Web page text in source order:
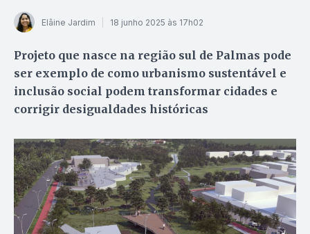
Elâine Jardim 18 junho 2025 às 17h02
Projeto que nasce na região sul de Palmas pode
ser exemplo de como urbanismo sustentável e
inclusão social podem transformar cidades e
corrigir desigualdades históricas